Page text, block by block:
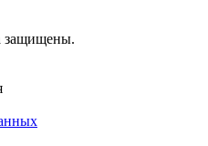
защищены.